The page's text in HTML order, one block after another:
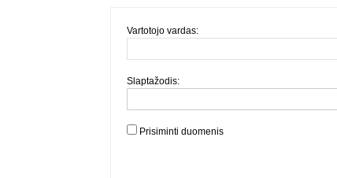
Vartotojo vardas:
Slaptažodis:
Prisiminti duomenis